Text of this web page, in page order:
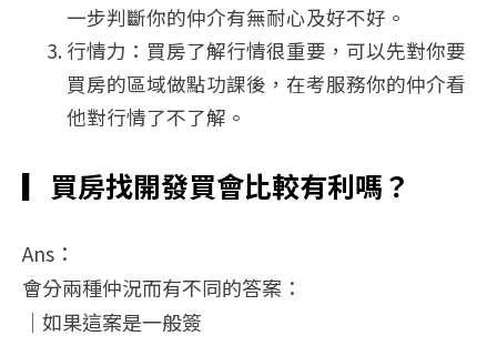
一步判斷你的仲介有無耐心及好不好。
行情力：買房了解行情很重要，可以先對你要
買房的區域做點功課後，在考服務你的仲介看
他對行情了不了解。
▎ 買房找開發買會比較有利嗎？
Ans：
會分兩種仲況而有不同的答案：
｜如果這案是一般簽